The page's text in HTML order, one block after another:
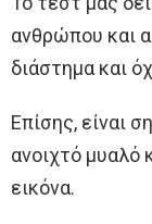
ανθρώπου και
διάστημα και
Επίσης, είναι
ανοιχτό μυαλό
εικόνα.